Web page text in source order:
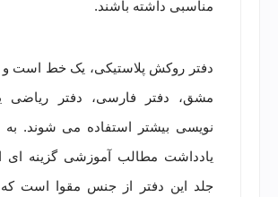
مناسبی داشته باشند.
دفتر روکش پلاستیکی، یک خط است و
مشق، دفتر فارسی، دفتر ریاضی
نویسی بیشتر استفاده می شوند.
یادداشت مطالب آموزشی گزینه ای
جلد این دفتر از جنس مقوا است